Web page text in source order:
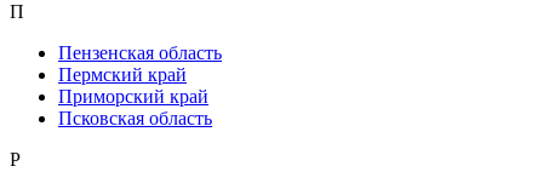
П
Пензенская область
Пермский край
Приморский край
Псковская область
Р